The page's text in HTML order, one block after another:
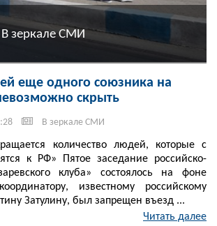
зеркале СМИ
еще одного союзника на
скрыть
В зеркале СМИ
количество людей, которые с
к РФ» Пятое заседание российско-
клуба» состоялось на фоне
известному российскому
Затулину, был запрещен въезд ...
Читать далее